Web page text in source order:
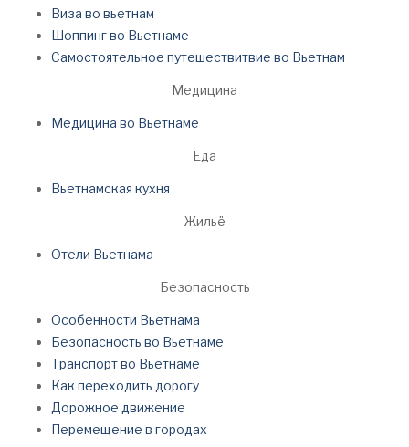
Виза во вьетнам
Шоппинг во Вьетнаме
Самостоятельное путешествитвие во Вьетнам
Медицина
Медицина во Вьетнаме
Еда
Вьетнамская кухня
Жильё
Отели Вьетнама
Безопасность
Особенности Вьетнама
Безопасность во Вьетнаме
Транспорт во Вьетнаме
Как переходить дорогу
Дорожное движение
Перемещение в городах